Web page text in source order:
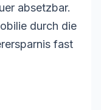
absetzbar.
durch die
fast